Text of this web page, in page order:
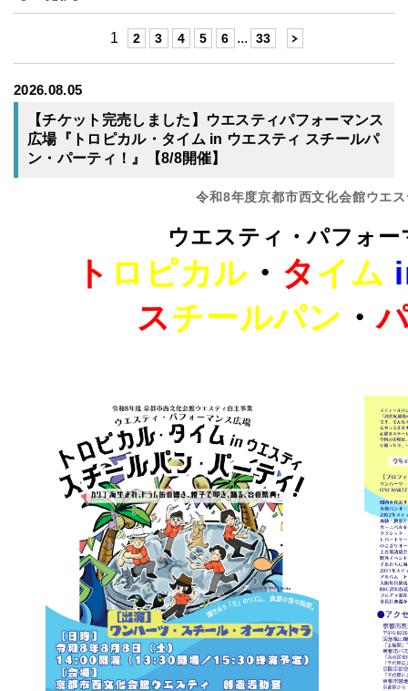
1 2 3 4 5 6 ... 33
2026.08.05
【チケット完売しました】ウエスティパフォーマンス
広場『トロピカル・タイム in ウエスティ スチールパ
ン・パーティ！』【8/8開催】
令和8年度京都市西文化会館ウエ
ウエスティ・パフォー
ト ロピカル ・ タイム
スチールパン ・